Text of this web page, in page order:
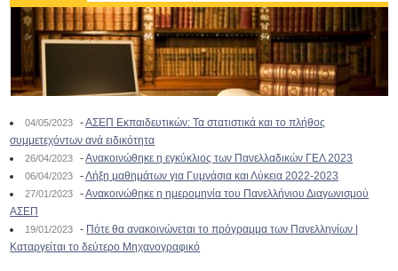
04/05/2023 -ΑΣΕΠ Εκπαιδευτικών: Τα στατιστικά και το πλήθος
συμμετεχόντων ανά ειδικότητα
26/04/2023 -Ανακοινώθηκε η εγκύκλιος των Πανελλαδικών ΓΕΛ 2023
06/04/2023 -Λήξη μαθημάτων για Γυμνάσια και Λύκεια 2022-2023
27/01/2023 -Ανακοινώθηκε η ημερομηνία του Πανελλήνιου Διαγωνισμού
ΑΣΕΠ
19/01/2023 - Πότε θα ανακοινώνεται το πρόγραμμα των Πανελληνίων |
Καταργείται το δεύτερο Μηχανογραφικό